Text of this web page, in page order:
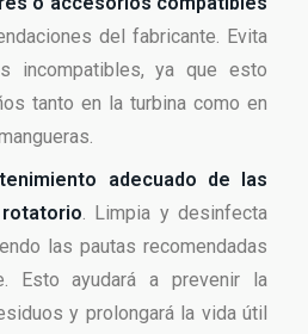
del fabricante. Evita
incompatibles, ya que esto
tanto en la turbina como en
adecuado de las
. Limpia y desinfecta
las pautas recomendadas
Esto ayudará a prevenir la
y prolongará la vida útil